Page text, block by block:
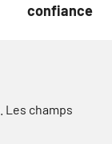
confiance
Les champs